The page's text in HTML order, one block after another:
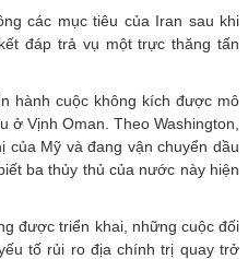
các mục tiêu của Iran sau khi
đáp trả vụ một trực thăng tấn
hành cuộc không kích được mô
ở Vịnh Oman. Theo Washington,
của Mỹ và đang vận chuyển dầu
ba thủy thủ của nước này hiện
được triển khai, những cuộc đối
tố rủi ro địa chính trị quay trở